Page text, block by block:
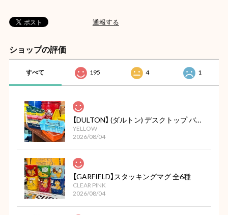
通報する
ショップの評価
すべて 195 4 1
【DULTON】 (ダルトン) デスクトップ バスケット
YELLOW
2026/08/04
【GARFIELD】スタッキングマグ 全6種
CLEAR PINK
2026/08/04